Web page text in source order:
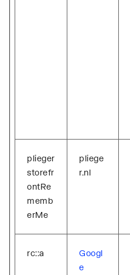
plieger
storefr
ontRe
memb
erMe
pliege
r.nl
rc::a
Googl
e